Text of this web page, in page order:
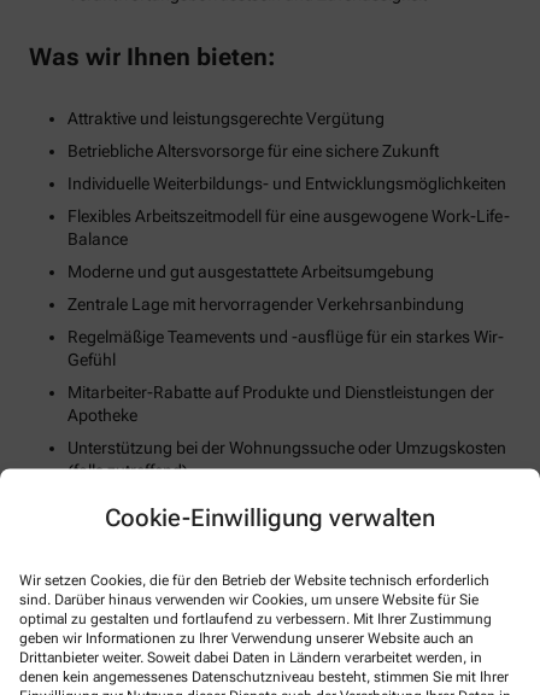
Cookie-Einwilligung verwalten
Wir setzen Cookies, die für den Betrieb der Website technisch erforderlich
sind. Darüber hinaus verwenden wir Cookies, um unsere Website für Sie
optimal zu gestalten und fortlaufend zu verbessern. Mit Ihrer Zustimmung
geben wir Informationen zu Ihrer Verwendung unserer Website auch an
Drittanbieter weiter. Soweit dabei Daten in Ländern verarbeitet werden, in
denen kein angemessenes Datenschutzniveau besteht, stimmen Sie mit Ihrer
Was wir Ihnen bieten:
Attraktive und leistungsgerechte Vergütung
Betriebliche Altersvorsorge für eine sichere Zukunft
Individuelle Weiterbildungs- und Entwicklungsmöglichkeiten
Flexibles Arbeitszeitmodell für eine ausgewogene Work-Life-
Balance
Moderne und gut ausgestattete Arbeitsumgebung
Zentrale Lage mit hervorragender Verkehrsanbindung
Regelmäßige Teamevents und -ausflüge für ein starkes Wir-
Gefühl
Mitarbeiter-Rabatte auf Produkte und Dienstleistungen der
Apotheke
Unterstützung bei der Wohnungssuche oder Umzugskosten
(falls zutreffend)
Gesundheits- und Fitnessangebote zur Stärkung des
So können Sie sich bewerben
E-Mail